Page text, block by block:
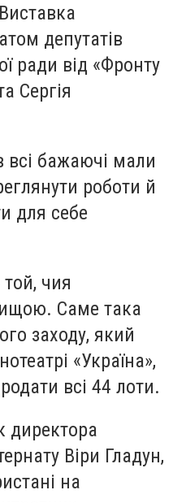
депутатів
ради від «Фронту
Сергія
всі бажаючі мали
роботи й
для себе
чия
Саме така
заходу, який
«Україна»,
всі 44 лоти.
директора
Віри Гладун,
на